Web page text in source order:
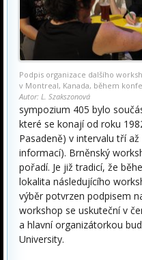
Podpis organizace dalšího
v Montreal, Kanada, během
Autor: L. Szakszonová
sympozium 405 bylo
které se konají od roku
Pasadeně) v intervalu tří
informací). Brněnský
pořadí. Je již tradicí, že
lokalita následujícího
výběr potvrzen podpisem
workshop se uskuteční v
a hlavní organizátorkou
University.